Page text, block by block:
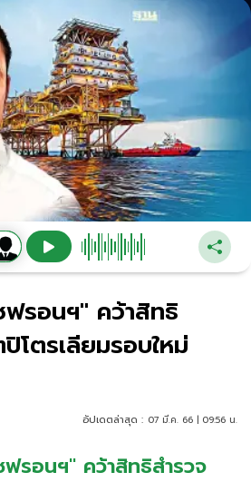
รอนฯ" คว้าสิทธิ
โตรเลียมรอบใหม่
อัปเดตล่าสุด : 07 มี.ค. 66 | 09:56 น.
รอนฯ" คว้าสิทธิสำรวจ